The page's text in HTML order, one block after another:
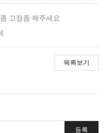
고정좀 해주세요
목록보기
등록